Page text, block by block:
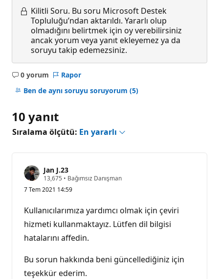
Kilitli Soru. Bu soru Microsoft Destek
Topluluğu’ndan aktarıldı. Yararlı olup
olmadığını belirtmek için oy verebilirsiniz
ancak yorum veya yanıt ekleyemez ya da
soruyu takip edemezsiniz.
0 yorum
Açıklama
yok
Rapor
Ben de aynı soruyu soruyorum (5)
10 yanıt
Sıralama ölçütü: En yararlı
Jan J.23
13,675 S
y
ı
n
l
ı
k
a
ı
• Bağımsız Danışman
7 Tem 2021 14:59
Kullanıcılarımıza yardımcı olmak için çeviri
hizmeti kullanmaktayız. Lütfen dil bilgisi
hatalarını affedin.
Bu sorun hakkında beni güncellediğiniz için
teşekkür ederim.